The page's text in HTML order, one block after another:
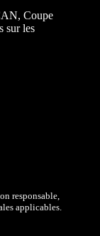
Coupe
sur les
responsable,
applicables.